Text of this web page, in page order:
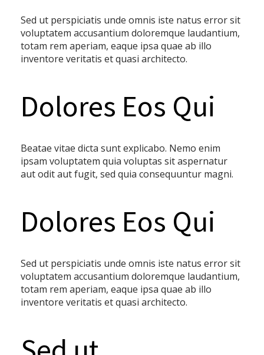
Sed ut perspiciatis unde omnis iste natus error sit
voluptatem accusantium doloremque laudantium,
totam rem aperiam, eaque ipsa quae ab illo
inventore veritatis et quasi architecto.
Dolores Eos Qui
Beatae vitae dicta sunt explicabo. Nemo enim
ipsam voluptatem quia voluptas sit aspernatur
aut odit aut fugit, sed quia consequuntur magni.
Dolores Eos Qui
Sed ut perspiciatis unde omnis iste natus error sit
voluptatem accusantium doloremque laudantium,
totam rem aperiam, eaque ipsa quae ab illo
inventore veritatis et quasi architecto.